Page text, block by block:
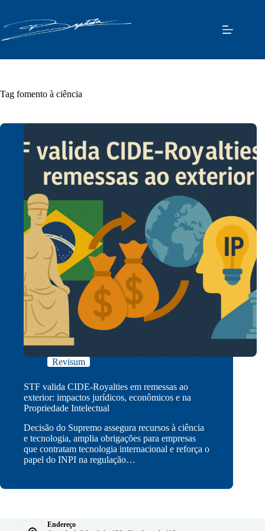
o
conteúdo
Tag fomento à ciência
Revisum
STF valida CIDE-Royalties em remessas ao
exterior: impactos jurídicos, econômicos e na
Propriedade Intelectual
Decisão do Supremo assegura recursos à ciência
e tecnologia, amplia obrigações para empresas
que contratam tecnologia internacional e reforça o
papel do INPI na regulação…
Endereço